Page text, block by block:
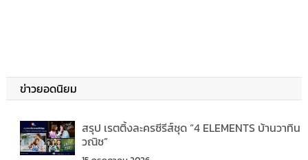
ข่าวยอดนิยม
สรุป เรตติ้งละครซีรีส์ชุด “4 ELEMENTS บ้านวาทิน
วณิช”